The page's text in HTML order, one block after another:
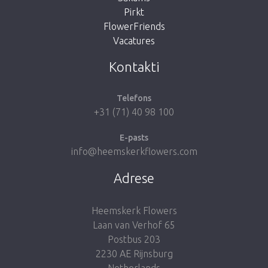
Pirkt
FlowerFriends
Vacatures
Kontakti
Telefons
+31 (71) 40 98 100
E-pasts
info@heemskerkflowers.com
Adrese
Heemskerk Flowers
Laan van Verhof 65
Postbus 203
2230 AE Rijnsburg